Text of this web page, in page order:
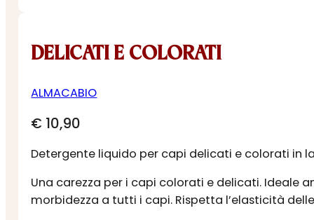
DELICATI E COLORATI
ALMACABIO
€ 10,90
Detergente liquido per capi delicati e colorati in
Una carezza per i capi colorati e delicati. Ideale
morbidezza a tutti i capi. Rispetta l’elasticità